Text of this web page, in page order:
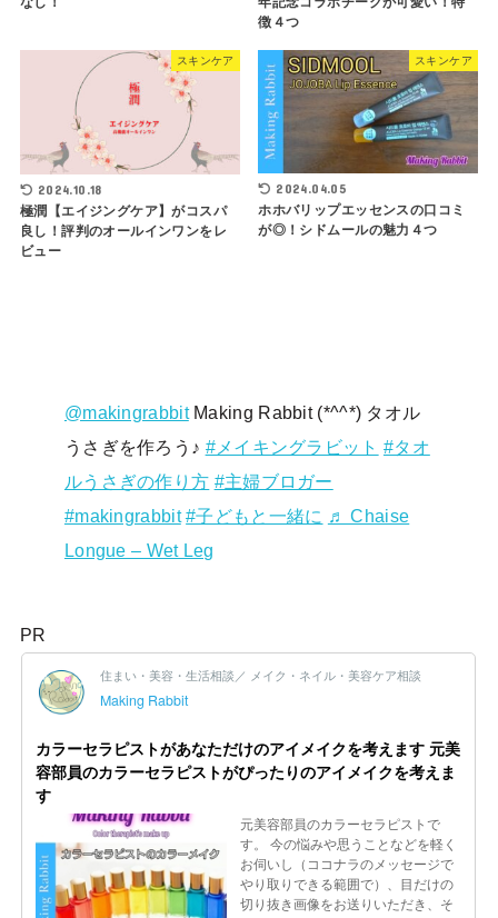
徴４つ
スキンケア
2024.10.18
極潤【エイジングケア】がコスパ
良し！評判のオールインワンをレ
ビュー
スキンケア
2024.04.05
ホホバリップエッセンスの口コミ
が◎！シドムールの魅力４つ
@makingrabbitMaking Rabbit (*^^*) タオル
うさぎを作ろう♪ #メイキングラビット #タオ
ルうさぎの作り方 #主婦ブロガー
#makingrabbit #子どもと一緒に ♬ Chaise
Longue – Wet Leg
PR